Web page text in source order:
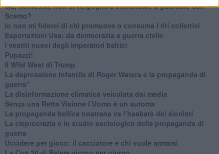
​Ma, contessa, non si vergogna a continuare a guardare San
Scemo?
​Io non mi fiderei di chi promuove o consuma i riti collettivi
Esportazioni Usa: da democrazia a guerra civile
​I vestiti nuovi degli imperatori baltici
​Pupazzi!
​Il Wild West di Trump
​La depressione infantile di Roger Waters e la propaganda di
guerra"
​La disinformazione climatica veicolata dai media
Senza una Retta Visione l’Uomo è un automa
​La propaganda bellica nostrana vs l’hasbarà dei sionisti
​La cleptocrazia e lo studio sociologico della propaganda di
guerra
​Uccidere per gioco: il cacciatore e chi vuole armarsi